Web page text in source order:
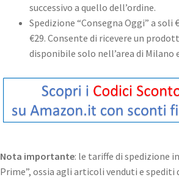
successivo a quello dell’ordine.
Spedizione “Consegna Oggi” a soli
€29. Consente di ricevere un
disponibile solo nell’area di Milano
Nota importante: le tariffe di spedizione
Prime”, ossia agli articoli venduti e